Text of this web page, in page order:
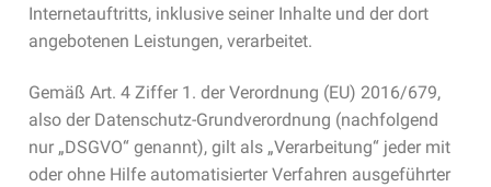
Aktuelles
Kontakt
Cookie-Richtlinie (EU)
Internetauftritts, inklusive seiner Inhalte und der dort
angebotenen Leistungen, verarbeitet.
Gemäß Art. 4 Ziffer 1. der Verordnung (EU) 2016/679,
also der Datenschutz-Grundverordnung (nachfolgend
nur „DSGVO“ genannt), gilt als „Verarbeitung“ jeder mit
oder ohne Hilfe automatisierter Verfahren ausgeführter